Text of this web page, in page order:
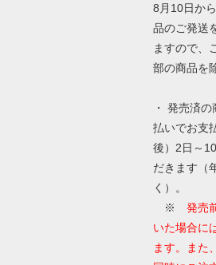
8月10日か
品のご発送
ますので、
部の商品を
・ 発売済
払いでお支
後）2日～
だきます（
く）。
※ 発売
いた場合に
ます。また